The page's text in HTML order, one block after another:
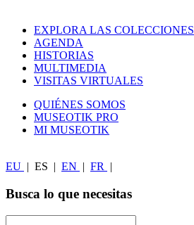
EXPLORA LAS COLECCIONES
AGENDA
HISTORIAS
MULTIMEDIA
VISITAS VIRTUALES
QUIÉNES SOMOS
MUSEOTIK PRO
MI MUSEOTIK
EU ES EN FR
Busca lo que necesitas